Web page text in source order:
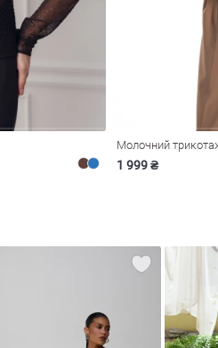
Молочний
1 999 ₴